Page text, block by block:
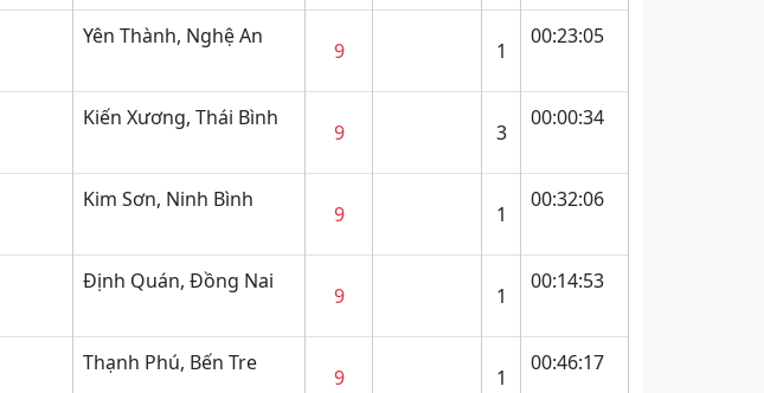
Yên Thành, Nghệ An
9 1
00:23:05
Kiến Xương, Thái Bình
9 3
00:00:34
Kim Sơn, Ninh Bình
9 1
00:32:06
Định Quán, Đồng Nai
9 1
00:14:53
Thạnh Phú, Bến Tre
9 1
00:46:17